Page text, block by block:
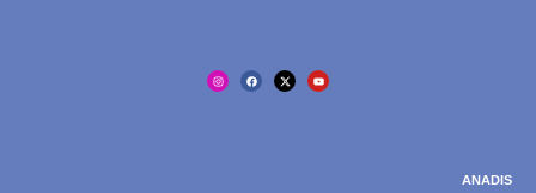
ANADIS